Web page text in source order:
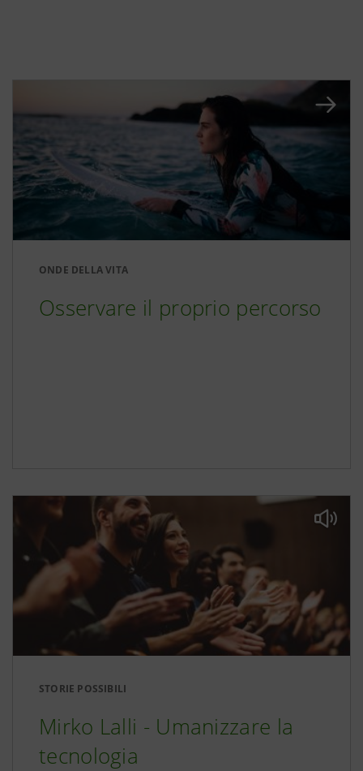
ONDE DELLA VITA
Osservare il proprio percorso
STORIE POSSIBILI
Mirko Lalli - Umanizzare la
tecnologia